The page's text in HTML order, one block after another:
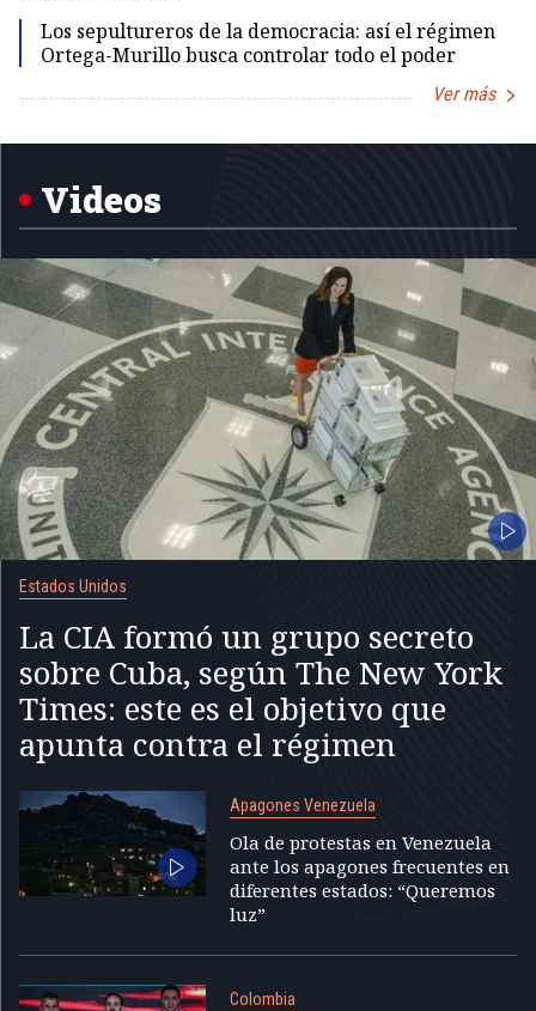
Los sepultureros de la democracia: así el régimen
Ortega-Murillo busca controlar todo el poder
Ver más
1
Videos
Estados Unidos
La CIA formó un grupo secreto
sobre Cuba, según The New York
Times: este es el objetivo que
apunta contra el régimen
Apagones Venezuela
Ola de protestas en Venezuela
ante los apagones frecuentes en
diferentes estados: “Queremos
luz”
Colombia